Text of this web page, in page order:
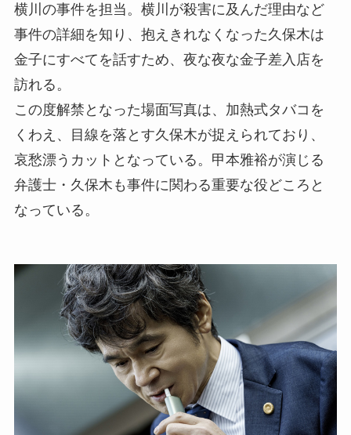
横川の事件を担当。横川が殺害に及んだ理由など
事件の詳細を知り、抱えきれなくなった久保木は
金子にすべてを話すため、夜な夜な金子差入店を
訪れる。
この度解禁となった場面写真は、加熱式タバコを
くわえ、目線を落とす久保木が捉えられており、
哀愁漂うカットとなっている。甲本雅裕が演じる
弁護士・久保木も事件に関わる重要な役どころと
なっている。